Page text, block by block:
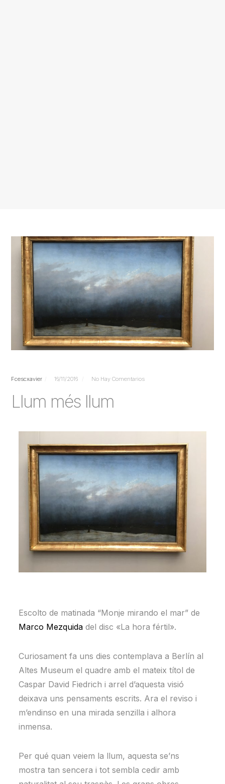
Fcescxavier 16/11/2016 No Hay Comentarios
Llum més llum
Escolto de matinada “Monje mirando el mar” de
Marco Mezquida del disc «La hora fértil».
Curiosament fa uns dies contemplava a Berlín al
Altes Museum el quadre amb el mateix títol de
Caspar David Fiedrich i arrel d’aquesta visió
deixava uns pensaments escrits. Ara el reviso i
m’endinso en una mirada senzilla i alhora
inmensa.
Per qué quan veiem la llum, aquesta se’ns
mostra tan sencera i tot sembla cedir amb